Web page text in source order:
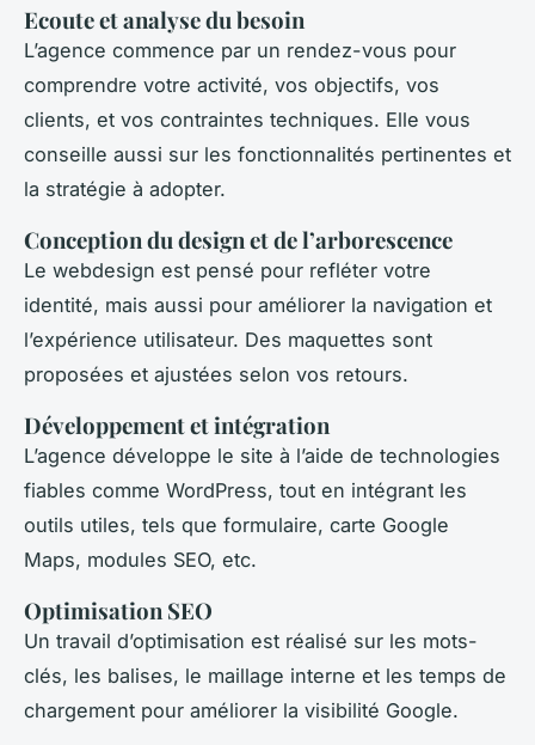
Ecoute et analyse du besoin
L’agence commence par un rendez-vous pour
comprendre votre activité, vos objectifs, vos
clients, et vos contraintes techniques. Elle vous
conseille aussi sur les fonctionnalités pertinentes et
la stratégie à adopter.
Conception du design et de l’arborescence
Le webdesign est pensé pour refléter votre
identité, mais aussi pour améliorer la navigation et
l’expérience utilisateur. Des maquettes sont
proposées et ajustées selon vos retours.
Développement et intégration
L’agence développe le site à l’aide de technologies
fiables comme WordPress, tout en intégrant les
outils utiles, tels que formulaire, carte Google
Maps, modules SEO, etc.
Optimisation SEO
Un travail d’optimisation est réalisé sur les mots-
clés, les balises, le maillage interne et les temps de
chargement pour améliorer la visibilité Google.